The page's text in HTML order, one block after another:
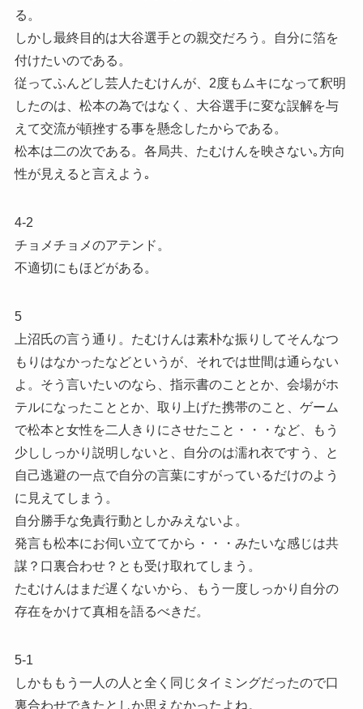
る。
しかし最終目的は大谷選手との親交だろう。自分に箔を
付けたいのである。
従ってふんどし芸人たむけんが、2度もムキになって釈明
したのは、松本の為ではなく、大谷選手に変な誤解を与
えて交流が頓挫する事を懸念したからである。
松本は二の次である。各局共、たむけんを映さない｡方向
性が見えると言えよう｡
4-2
チョメチョメのアテンド。
不適切にもほどがある。
5
上沼氏の言う通り。たむけんは素朴な振りしてそんなつ
もりはなかったなどというが、それでは世間は通らない
よ。そう言いたいのなら、指示書のこととか、会場がホ
テルになったこととか、取り上げた携帯のこと、ゲーム
で松本と女性を二人きりにさせたこと・・・など、もう
少ししっかり説明しないと、自分のは濡れ衣ですう、と
自己逃避の一点で自分の言葉にすがっているだけのよう
に見えてしまう。
自分勝手な免責行動としかみえないよ。
発言も松本にお伺い立ててから・・・みたいな感じは共
謀？口裏合わせ？とも受け取れてしまう。
たむけんはまだ遅くないから、もう一度しっかり自分の
存在をかけて真相を語るべきだ。
5-1
しかももう一人の人と全く同じタイミングだったので口
裏合わせできたとしか思えなかったよね。